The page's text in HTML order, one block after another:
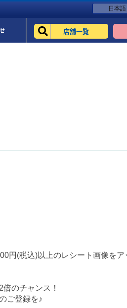
日本語
店舗一覧
円(税込)以上のレシート画像を
のチャンス！
ご登録を♪